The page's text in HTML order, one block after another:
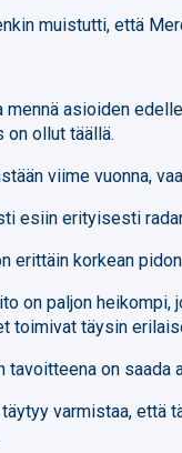
muistutti, että
mennä asioiden
on ollut täällä.
viime vuonna,
esiin erityisesti
erittäin korkean
on paljon heikompi,
toimivat täysin
tavoitteena on saada
varmistaa, että